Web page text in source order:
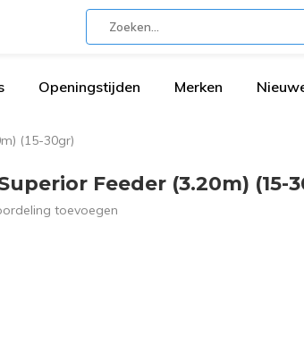
Openingstijden Merken
(15-30gr)
Feeder (3.20m) (15-
toevoegen